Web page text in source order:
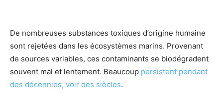
De nombreuses substances toxiques d’origine humaine
sont rejetées dans les écosystèmes marins. Provenant
de sources variables, ces contaminants se biodégradent
souvent mal et lentement. Beaucoup persistent pendant
des décennies, voir des siècles.